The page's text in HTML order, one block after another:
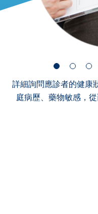
詳細詢問應診者的健康
庭病歷、藥物敏感，